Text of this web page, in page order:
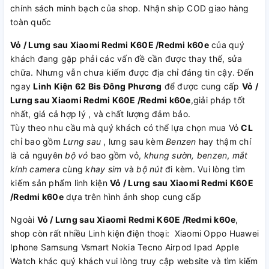
chính sách minh bạch của shop. Nhận ship COD giao hàng
toàn quốc
Vỏ / Lưng sau Xiaomi Redmi K60E /Redmi k60ecủa quý
khách đang gặp phải các vấn đề cần được thay thế, sửa
chữa. Nhưng vẫn chưa kiếm được địa chỉ đáng tin cậy. Đến
ngayLinh Kiện 62 Bis Đông Phương để được cung cấp Vỏ /
Lưng sau Xiaomi Redmi K60E /Redmi k60e,giải pháp tốt
nhất, giá cả hợp lý , và chất lượng đảm bảo.
Tùy theo nhu cầu mà quý khách có thể lựa chọn mua VỏCL
chỉ bao gồm Lưng sau , lưng sau kèm Benzen hay thậm chí
là cả nguyênbộ vỏ bao gồm vỏ, khung sườn, benzen, mắt
kính camera cùngkhay sim vàbộ nútđi kèm. Vui lòng tìm
kiếm sản phẩm linh kiện Vỏ / Lưng sau Xiaomi Redmi K60E
/Redmi k60edựa trên hình ảnh shop cung cấp
Ngoài Vỏ / Lưng sau Xiaomi Redmi K60E /Redmi k60e,
shop còn rất nhiều Linh kiện điện thoại: Xiaomi Oppo Huawei
Iphone Samsung Vsmart Nokia Tecno Airpod Ipad Apple
Watch khác quý khách vui lòng truy cập website và tìm kiếm